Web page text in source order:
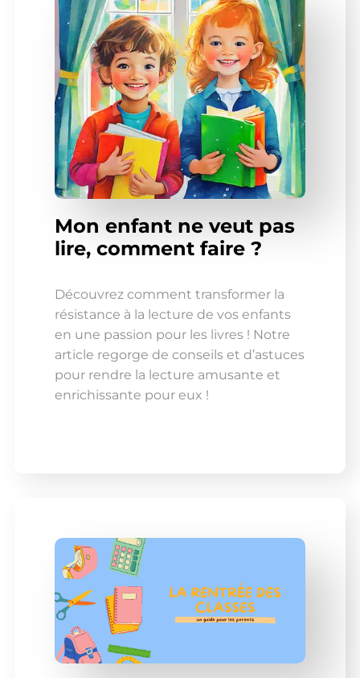
Mon enfant ne veut pas
lire, comment faire ?
Découvrez comment transformer la
résistance à la lecture de vos enfants
en une passion pour les livres ! Notre
article regorge de conseils et d’astuces
pour rendre la lecture amusante et
enrichissante pour eux !